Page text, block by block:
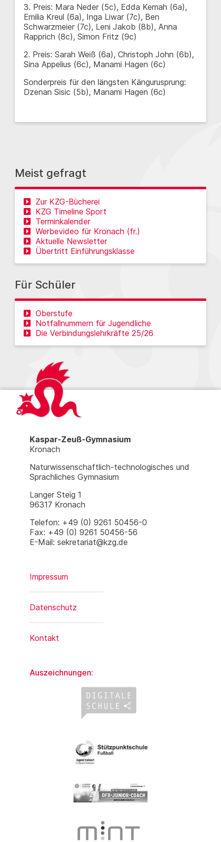
3. Preis: Mara Neder (5c), Edda Kemah (6a),
Emilia Kreul (6a), Inga Liwar (7c), Ben
Schwarzmeier (7c), Leni Jakob (8b), Anna
Rapprich (8c), Simon Fritz (9c)
2. Preis: Sarah Weiß (6a), Christoph John (6b),
Sina Appelius (6c), Manami Hagen (6c)
Sonderpreis für den längsten Kängurusprung:
Dzenan Sisic (5b), Manami Hagen (6c)
Meist gefragt
Zur KZG-Bücherei
KZG Timeline Sport
Terminkalender
Werbevideo für Kronach (fr.)
Aktuelle Newsletter
Übertritt Einführungsklasse
Für Schüler
Oberstufe
Notfallnummern für Jugendliche
Die Verbindungslehrkräfte 25/26
Kaspar-Zeuß-Gymnasium
Kronach
Naturwissenschaftlich-technologisches und
Sprachliches Gymnasium
Langer Steig 1
96317 Kronach
Telefon: +49 (0) 9261 50456-0
Fax: +49 (0) 9261 50456-56
E-Mail: sekretariat@kzg.de
Impressum
Datenschutz
Kontakt
Auszeichnungen: